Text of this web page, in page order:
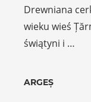
Drewniana
wieku wieś
świątyni i …
ARGEȘ